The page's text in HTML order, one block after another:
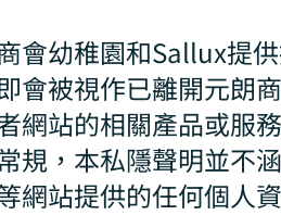
會幼稚園和Sallux提
會被視作已離開元朗
網站的相關產品或服
規，本私隱聲明並不
網站提供的任何個人